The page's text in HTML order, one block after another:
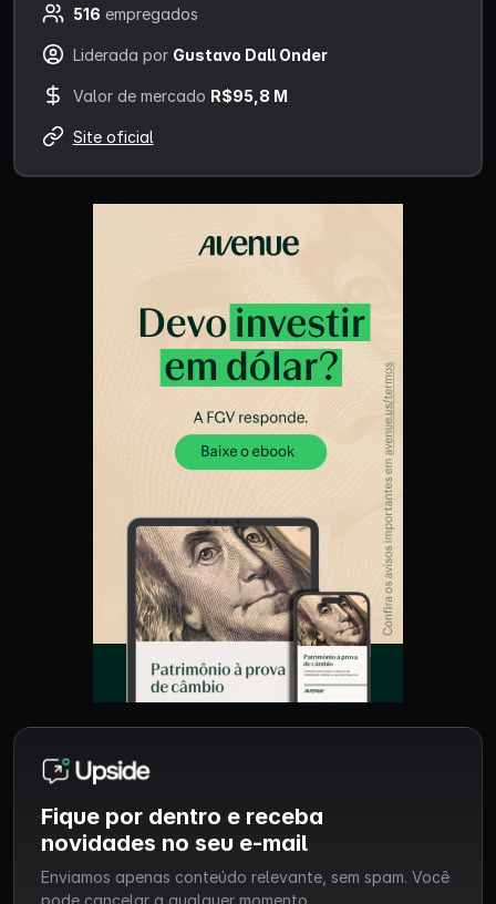
516 empregados
Liderada por Gustavo Dall Onder
Valor de mercado R$95,8 M
Site oficial
Fique por dentro e receba
novidades no seu e-mail
Enviamos apenas conteúdo relevante, sem spam. Você